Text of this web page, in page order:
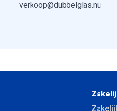
verkoop@dubbelglas.nu